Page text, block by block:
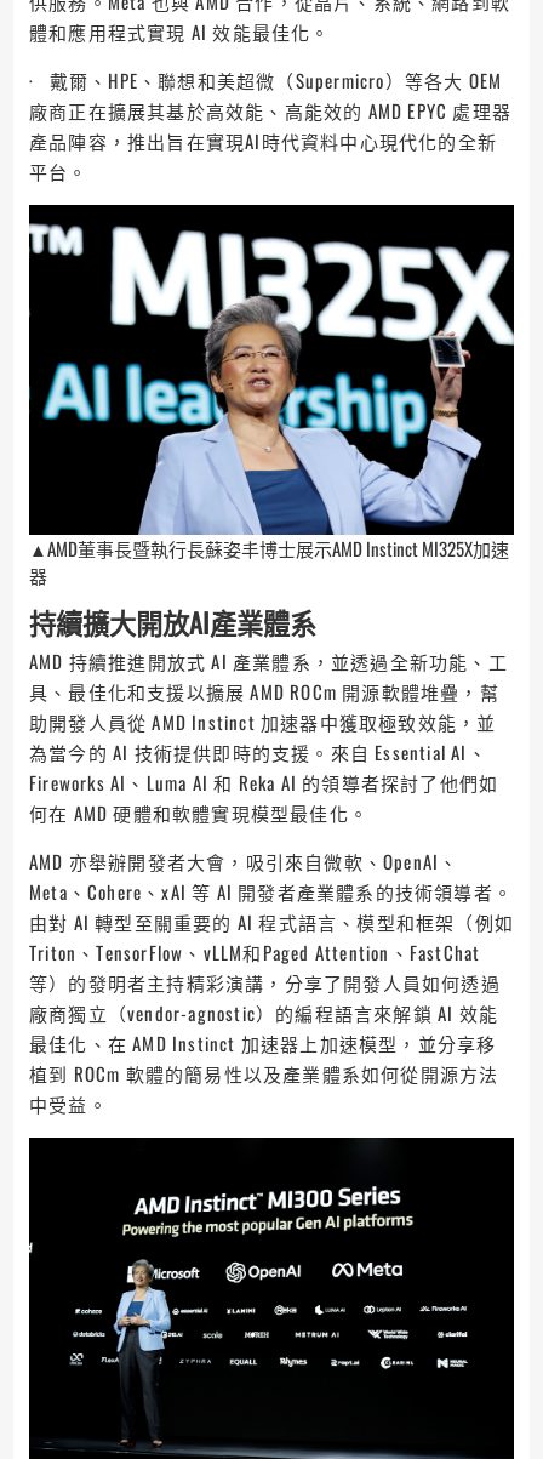
體和應用程式實現 AI 效能最佳化。
· 戴爾、HPE、聯想和美超微（Supermicro）等各大 OEM
廠商正在擴展其基於高效能、高能效的 AMD EPYC 處理器
產品陣容，推出旨在實現AI時代資料中心現代化的全新
平台。
▲AMD董事長暨執行長蘇姿丰博士展示AMD Instinct MI325X加速
器
持續擴大開放AI產業體系
AMD 持續推進開放式 AI 產業體系，並透過全新功能、工
具、最佳化和支援以擴展 AMD ROCm 開源軟體堆疊，幫
助開發人員從 AMD Instinct 加速器中獲取極致效能，並
為當今的 AI 技術提供即時的支援。來自 Essential AI、
Fireworks AI、Luma AI 和 Reka AI 的領導者探討了他們如
何在 AMD 硬體和軟體實現模型最佳化。
AMD 亦舉辦開發者大會，吸引來自微軟、OpenAI、
Meta、Cohere、xAI 等 AI 開發者產業體系的技術領導者。
由對 AI 轉型至關重要的 AI 程式語言、模型和框架（例如
Triton、TensorFlow、vLLM和Paged Attention、FastChat
等）的發明者主持精彩演講，分享了開發人員如何透過
廠商獨立（vendor-agnostic）的編程語言來解鎖 AI 效能
最佳化、在 AMD Instinct 加速器上加速模型，並分享移
植到 ROCm 軟體的簡易性以及產業體系如何從開源方法
中受益。